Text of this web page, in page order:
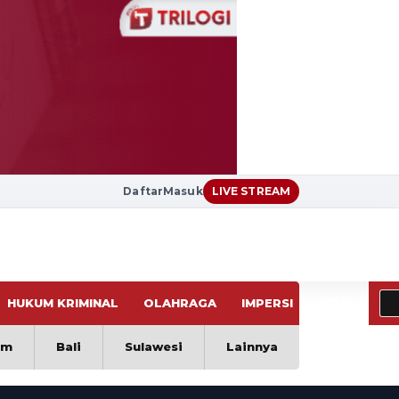
DaftarMasuk LIVE STREAM
HUKUM KRIMINAL OLAHRAGA IMPERSI
Bali Sulawesi Lainnya